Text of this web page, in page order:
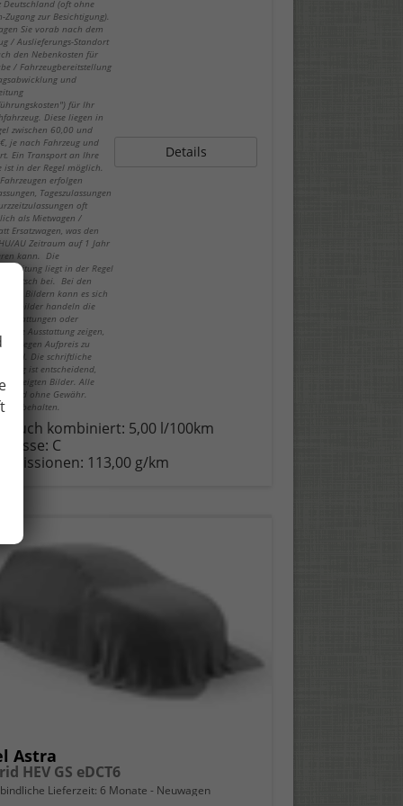
Deutschland (oft ohne
Zugang zur Besichtigung).
Sie vorab nach dem
/ Auslieferungs-Standort
den Nebenkosten für
/ Fahrzeugbereitstellung
und
für Ihr
Diese liegen in
zwischen 60,00 und
je nach Fahrzeug und
Ein Transport an Ihre
ist in der Regel möglich.
erfolgen
Tageszulassungen
oft
als Mietwagen /
Ersatzwagen, was den
AU Zeitraum auf 1 Jahr
kann. Die
liegt in der Regel
Deutsch bei. Bei den
Bildern kann es sich
handeln die
oder
Ausstattung zeigen,
nur gegen Aufpreis zu
sind. Die schriftliche
ist entscheidend,
gezeigten Bilder. Alle
sind ohne Gewähr.
vorbehalten.
Details
kombiniert: 5,00 l/100km
-Klasse: C
-Emissionen: 113,00 g/km
Astra
HEV GS eDCT6
Lieferzeit: 6 Monate Neuwagen